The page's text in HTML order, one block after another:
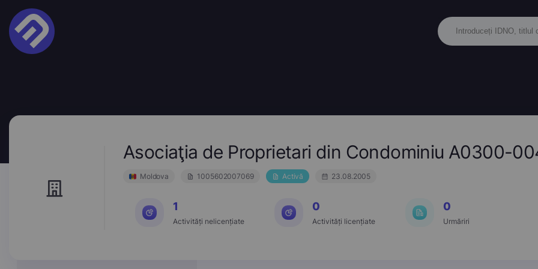
Asociaţia de Proprietari din Condominiu A0300-
Moldova 1005602007069 Activă 23.08.2005
1
Activități nelicențiate
0
Activități licențiate
0
Urmăriri